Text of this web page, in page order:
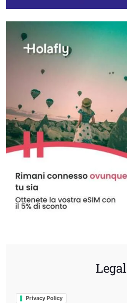
Legal
Privacy Policy